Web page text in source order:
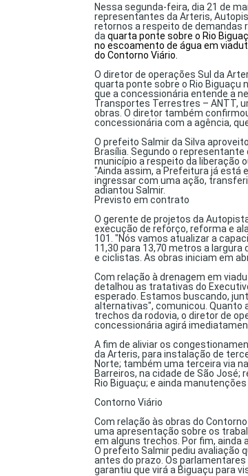
Nessa segunda-feira, dia 21 de
representantes da Arteris,
retornos a respeito de demandas
da quarta ponte sobre o Rio
no escoamento de água em
do Contorno Viário.
O diretor de operações Sul da
quarta ponte sobre o Rio Biguaçu
que a concessionária entende a
Transportes Terrestres – ANTT,
obras. O diretor também
concessionária com a agência,
O prefeito Salmir da Silva
Brasília. Segundo o
município a respeito da liberação
"Ainda assim, a Prefeitura já está
ingressar com uma ação,
adiantou Salmir.
Previsto em contrato
O gerente de projetos da
execução de reforço, reforma e
101. "Nós vamos atualizar a
11,30 para 13,70 metros a
e ciclistas. As obras iniciam em
Com relação à drenagem em
detalhou as tratativas do
esperado. Estamos buscando,
alternativas", comunicou. Quanto
trechos da rodovia, o diretor de
concessionária agirá
A fim de aliviar os
da Arteris, para instalação de
Norte; também uma terceira via
Barreiros, na cidade de São
Rio Biguaçu; e ainda
Contorno Viário
Com relação às obras do
uma apresentação sobre os
em alguns trechos. Por fim, ainda
O prefeito Salmir pediu avaliação
antes do prazo. Os
garantiu que virá a Biguaçu para